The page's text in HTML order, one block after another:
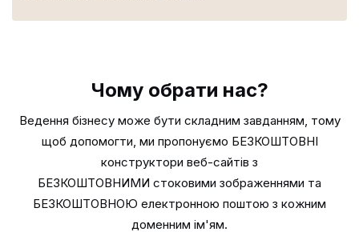
Чому обрати нас?
Ведення бізнесу може бути складним завданням, тому
щоб допомогти, ми пропонуємо БЕЗКОШТОВНІ
конструктори веб-сайтів з
БЕЗКОШТОВНИМИ стоковими зображеннями та
БЕЗКОШТОВНОЮ електронною поштою з кожним
доменним ім'ям.